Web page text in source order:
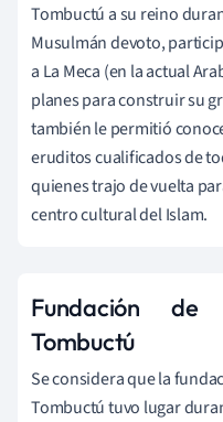
Tombuctú a su reino
Musulmán devoto,
a La Meca (en la actual
planes para construir su
también le permitió
eruditos cualificados de
quienes trajo de vuelta
centro cultural del Islam.
Fundación
Tombuctú
Se considera que la
Tombuctú tuvo lugar